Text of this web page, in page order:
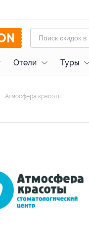
Отели Туры
Атмосфера красоты